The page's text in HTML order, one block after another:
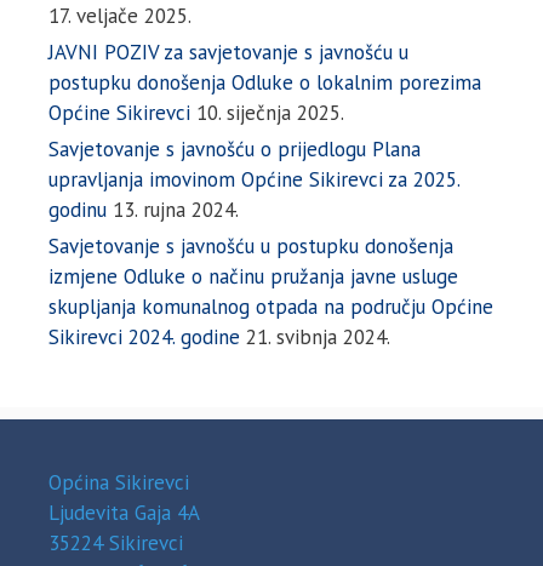
17. veljače 2025.
JAVNI POZIV za savjetovanje s javnošću u
postupku donošenja Odluke o lokalnim porezima
Općine Sikirevci 10. siječnja 2025.
Savjetovanje s javnošću o prijedlogu Plana
upravljanja imovinom Općine Sikirevci za 2025.
godinu 13. rujna 2024.
Savjetovanje s javnošću u postupku donošenja
izmjene Odluke o načinu pružanja javne usluge
skupljanja komunalnog otpada na području Općine
Sikirevci 2024. godine 21. svibnja 2024.
Općina Sikirevci
Ljudevita Gaja 4A
35224 Sikirevci